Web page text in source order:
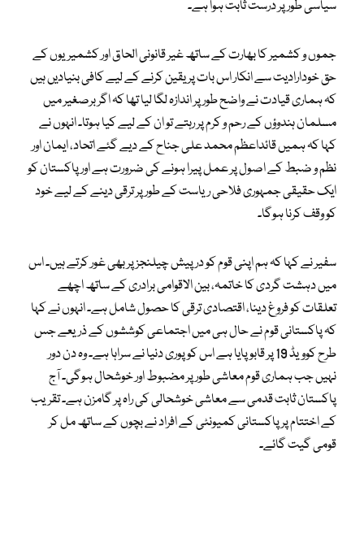
سیاسی طور پر درست ثابت ہوا ہے۔
جموں و کشمیر کا بھارت کے ساتھ غیر قانونی الحاق اور کشمیریوں کے
حق خودارادیت سے انکار اس بات پر یقین کرنے کے لیے کافی بنیادیں ہیں
کہ ہماری قیادت نے واضح طور پر اندازہ لگا لیا تھا کہ اگر برصغیر میں
مسلمان ہندوؤں کے رحم و کرم پر رہتے تو ان کے لیے کیا ہوتا۔ انہوں نے
کہا کہ ہمیں قائداعظم محمد علی جناح کے دیے گئے اتحاد، ایمان اور
نظم و ضبط کے اصول پر عمل پیرا ہونے کی ضرورت ہے اور پاکستان کو
ایک حقیقی جمہوری فلاحی ریاست کے طور پر ترقی دینے کے لیے خود
کو وقف کرنا ہوگا۔
سفیر نے کہا کہ ہم اپنی قوم کو درپیش چیلنجز پر بھی غور کرتے ہیں۔ اس
میں دہشت گردی کا خاتمہ، بین الاقوامی برادری کے ساتھ اچھے
تعلقات کو فروغ دینا، اقتصادی ترقی کا حصول شامل ہے۔ انہوں نے کہا
کہ پاکستانی قوم نے حال ہی میں اجتماعی کوششوں کے ذریعے جس
طرح کوویڈ 19 پر قابو پایا ہے اس کو پوری دنیا نے سراہا ہے۔ وہ دن دور
نہیں جب ہماری قوم معاشی طور پر مضبوط اور خوشحال ہوگی۔ آج
پاکستان ثابت قدمی سے معاشی خوشحالی کی راہ پر گامزن ہے۔ تقریب
کے اختتام پر پاکستانی کمیونٹی کے افراد نے بچوں کے ساتھ مل کر
قومی گیت گائے۔